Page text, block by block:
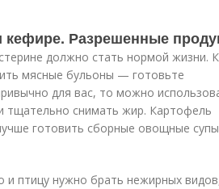
Разрешенные
должно стать нормой жизни.
мясные бульоны — готовьте
для вас, то можно
тщательно снимать жир. Картофель
готовить сборные овощные
птицу нужно брать нежирных